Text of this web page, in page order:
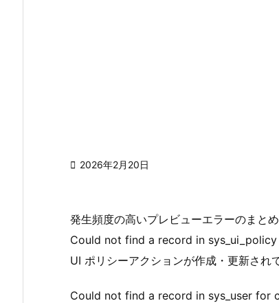
 2026年2月20日
発生頻度の高いプレビューエラーのまとめ
Could not find a record in
UI ポリシーアクションが作成・更新され
Could not find a record in sys_user for